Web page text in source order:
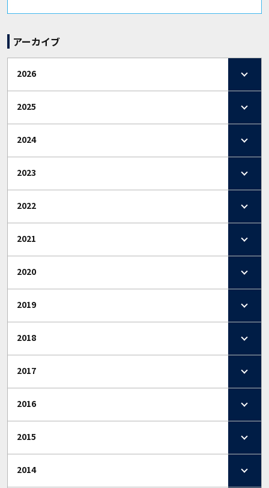
アーカイブ
2026
2025
2024
2023
2022
2021
2020
2019
2018
2017
2016
2015
2014